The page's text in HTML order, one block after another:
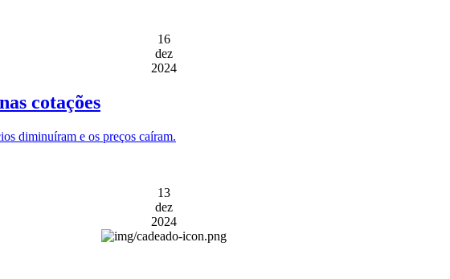
16
dez
2024
cotações
diminuíram e os preços caíram.
13
dez
2024